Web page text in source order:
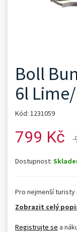
Boll
6l
Kód: 1231059
799 Kč
Dostupnost:
Pro nejmenší turisty
Zobrazit celý
Registrujte se a